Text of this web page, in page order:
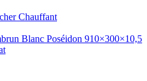
Chauffant
Blanc Poséidon 910×300×10,5